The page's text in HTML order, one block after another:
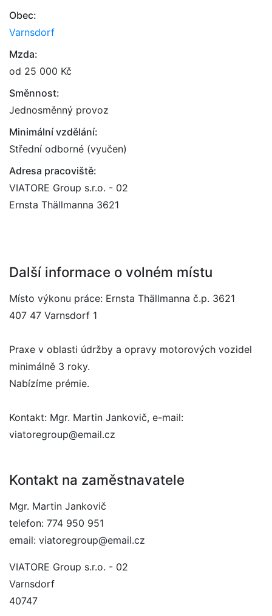
Obec:
Varnsdorf
Mzda:
od 25 000 Kč
Směnnost:
Jednosměnný provoz
Minimální vzdělání:
Střední odborné (vyučen)
Adresa pracoviště:
VIATORE Group s.r.o. - 02
Ernsta Thällmanna 3621
Další informace o volném místu
Místo výkonu práce: Ernsta Thällmanna č.p. 3621
407 47 Varnsdorf 1
Praxe v oblasti údržby a opravy motorových vozidel
minimálně 3 roky.
Nabízíme prémie.
Kontakt: Mgr. Martin Jankovič, e-mail:
viatoregroup@email.cz
Kontakt na zaměstnavatele
Mgr. Martin Jankovič
telefon: 774 950 951
email: viatoregroup@email.cz
VIATORE Group s.r.o. - 02
Varnsdorf
40747